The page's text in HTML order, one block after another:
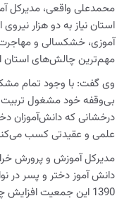
محمدعلی واقعی، مدیرکل
استان نیاز به دو هزار
آموزی، خشکسالی و
مهم‌ترین چالش‌های
وی گفت: با وجود تمام
بی‌وقفه خود مشغول
درخشانی که دانش‌آموزان
علمی و عقیدتی کسب
مدیرکل آموزش و پرورش
دانش آموز دختر و پسر در
1390 این جمعیت افزایش چشمگیری داشته است.